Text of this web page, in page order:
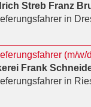
Streb Franz
in
Frank
in